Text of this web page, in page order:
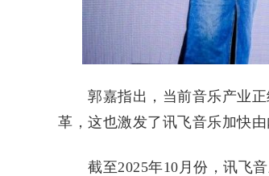
郭嘉指出，当前音乐产业正
革，这也激发了讯飞音乐加快
截至2025年10月份，讯飞音